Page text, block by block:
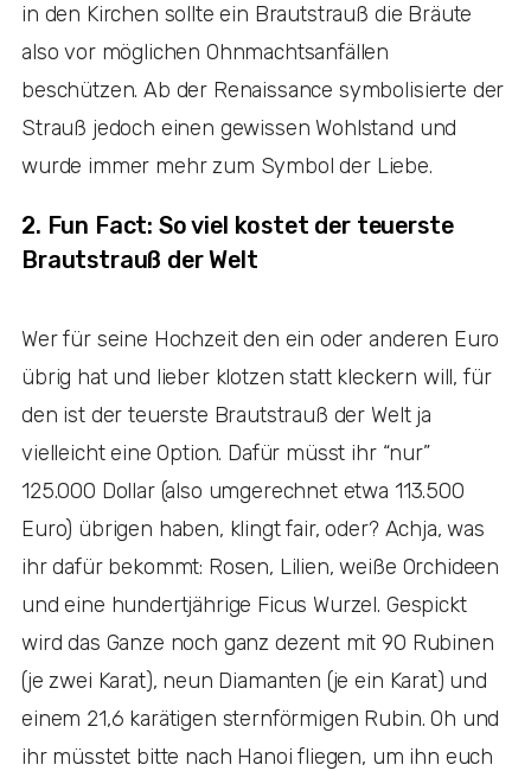
in den Kirchen sollte ein Brautstrauß die Bräute
also vor möglichen Ohnmachtsanfällen
beschützen. Ab der Renaissance symbolisierte der
Strauß jedoch einen gewissen Wohlstand und
wurde immer mehr zum Symbol der Liebe.
2. Fun Fact: So viel kostet der teuerste
Brautstrauß der Welt
Wer für seine Hochzeit den ein oder anderen Euro
übrig hat und lieber klotzen statt kleckern will, für
den ist der teuerste Brautstrauß der Welt ja
vielleicht eine Option. Dafür müsst ihr “nur”
125.000 Dollar (also umgerechnet etwa 113.500
Euro) übrigen haben, klingt fair, oder? Achja, was
ihr dafür bekommt: Rosen, Lilien, weiße Orchideen
und eine hundertjährige Ficus Wurzel. Gespickt
wird das Ganze noch ganz dezent mit 90 Rubinen
(je zwei Karat), neun Diamanten (je ein Karat) und
einem 21,6 karätigen sternförmigen Rubin. Oh und
ihr müsstet bitte nach Hanoi fliegen, um ihn euch